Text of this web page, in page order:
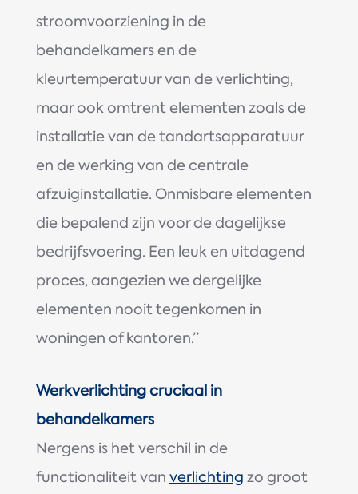
stroomvoorziening in de
behandelkamers en de
kleurtemperatuur van de verlichting,
maar ook omtrent elementen zoals de
installatie van de tandartsapparatuur
en de werking van de centrale
afzuiginstallatie. Onmisbare elementen
die bepalend zijn voor de dagelijkse
bedrijfsvoering. Een leuk en uitdagend
proces, aangezien we dergelijke
elementen nooit tegenkomen in
woningen of kantoren.”
Werkverlichting cruciaal in
behandelkamers
Nergens is het verschil in de
functionaliteit van verlichting zo groot